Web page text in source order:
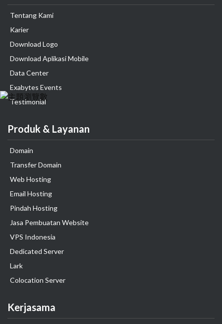
Tentang Kami
Karier
Download Logo
Download Aplikasi Mobile
Data Center
Exabytes Events
Testimonial
Produk & Layanan
Domain
Transfer Domain
Web Hosting
Email Hosting
Pindah Hosting
Jasa Pembuatan Website
VPS Indonesia
Dedicated Server
Lark
Colocation Server
Kerjasama